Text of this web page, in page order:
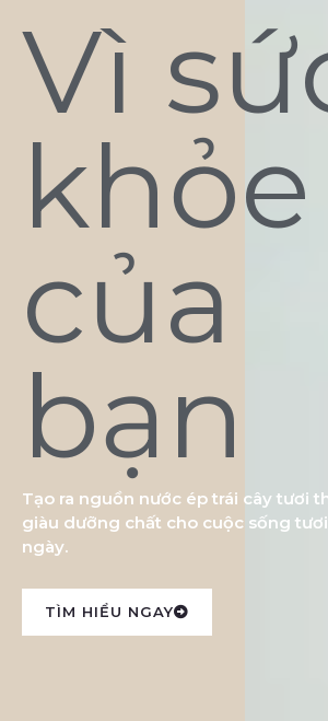
Vì
khỏe
của
bạn
Tạo ra nguồn nước ép trái cây tươi
giàu dưỡng chất cho cuộc sống
ngày.
TÌM HIỂU NGAY